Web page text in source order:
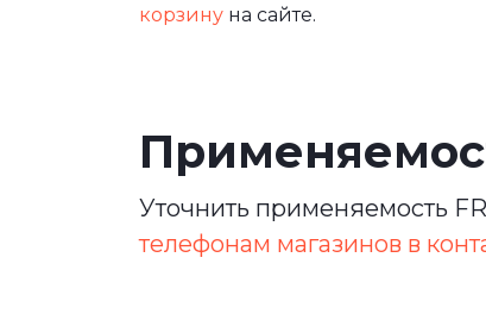
корзину на сайте.
Уточнить применяемость
телефонам магазинов в